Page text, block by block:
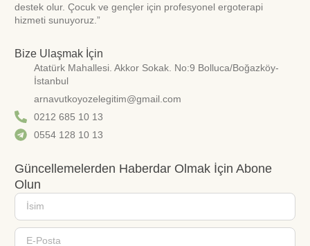
destek olur. Çocuk ve gençler için profesyonel ergoterapi
hizmeti sunuyoruz.”
Bize Ulaşmak İçin
Atatürk Mahallesi. Akkor Sokak. No:9 Bolluca/Boğazköy-
İstanbul
arnavutkoyozelegitim@gmail.com
0212 685 10 13
0554 128 10 13
Güncellemelerden Haberdar Olmak İçin Abone
Olun